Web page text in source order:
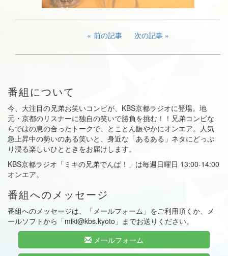
前の記事 次の記事
番組について
今、大注目の兄弟お笑いコンビが、KBS京都ラジオに登場。地
元・京都のリスナーに独自の笑いで勝負を挑む！！兄弟コンビな
らではの息の合ったトークで、とことん賑やかにオンエア。人気
急上昇中の勢いのある笑いと、身近な「あるある」ネタにどっぷ
り浸る楽しいひとときをお届けします。
KBS京都ラジオ「ミキの兄弟でんぱ！」は毎週日曜日 13:00-14:00
オンエア。
番組へのメッセージ
番組へのメッセージは、「メールフォーム」をご利用頂くか、メ
ールソフトから「miki@kbs.kyoto」までお送りください。
メールフォーム